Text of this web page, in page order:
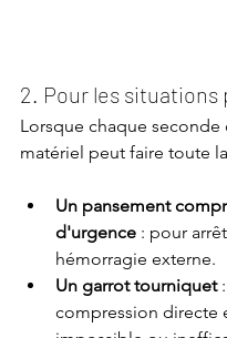
2. Pour les situations
Lorsque chaque seconde
matériel peut faire toute
Un pansement
d'urgence : pour
hémorragie externe.
Un garrot tourniquet
compression directe